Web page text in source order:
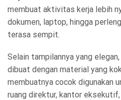
membuat aktivitas kerja lebih
dokumen, laptop, hingga
terasa sempit.
Selain tampilannya yang
dibuat dengan material yang
membuatnya cocok digunakan
ruang direktur, kantor